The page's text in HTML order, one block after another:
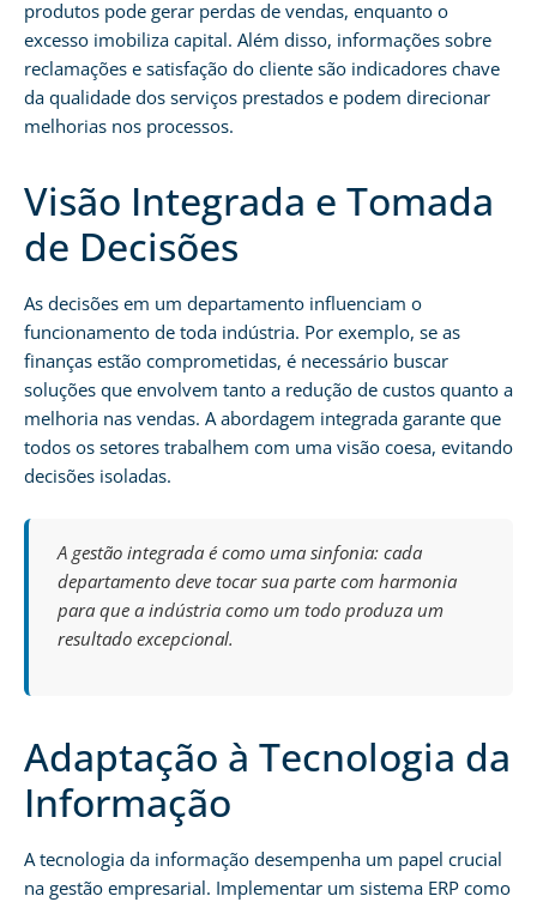
produtos pode gerar perdas de vendas, enquanto o
excesso imobiliza capital. Além disso, informações sobre
reclamações e satisfação do cliente são indicadores chave
da qualidade dos serviços prestados e podem direcionar
melhorias nos processos.
Visão Integrada e Tomada
de Decisões
As decisões em um departamento influenciam o
funcionamento de toda indústria. Por exemplo, se as
finanças estão comprometidas, é necessário buscar
soluções que envolvem tanto a redução de custos quanto a
melhoria nas vendas. A abordagem integrada garante que
todos os setores trabalhem com uma visão coesa, evitando
decisões isoladas.
A gestão integrada é como uma sinfonia: cada
departamento deve tocar sua parte com harmonia
para que a indústria como um todo produza um
resultado excepcional.
Adaptação à Tecnologia da
Informação
A tecnologia da informação desempenha um papel crucial
na gestão empresarial. Implementar um sistema ERP como